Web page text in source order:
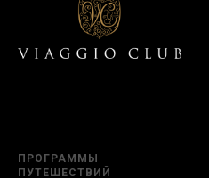
ПРОГРАММЫ
ПУТЕШЕСТВИЙ